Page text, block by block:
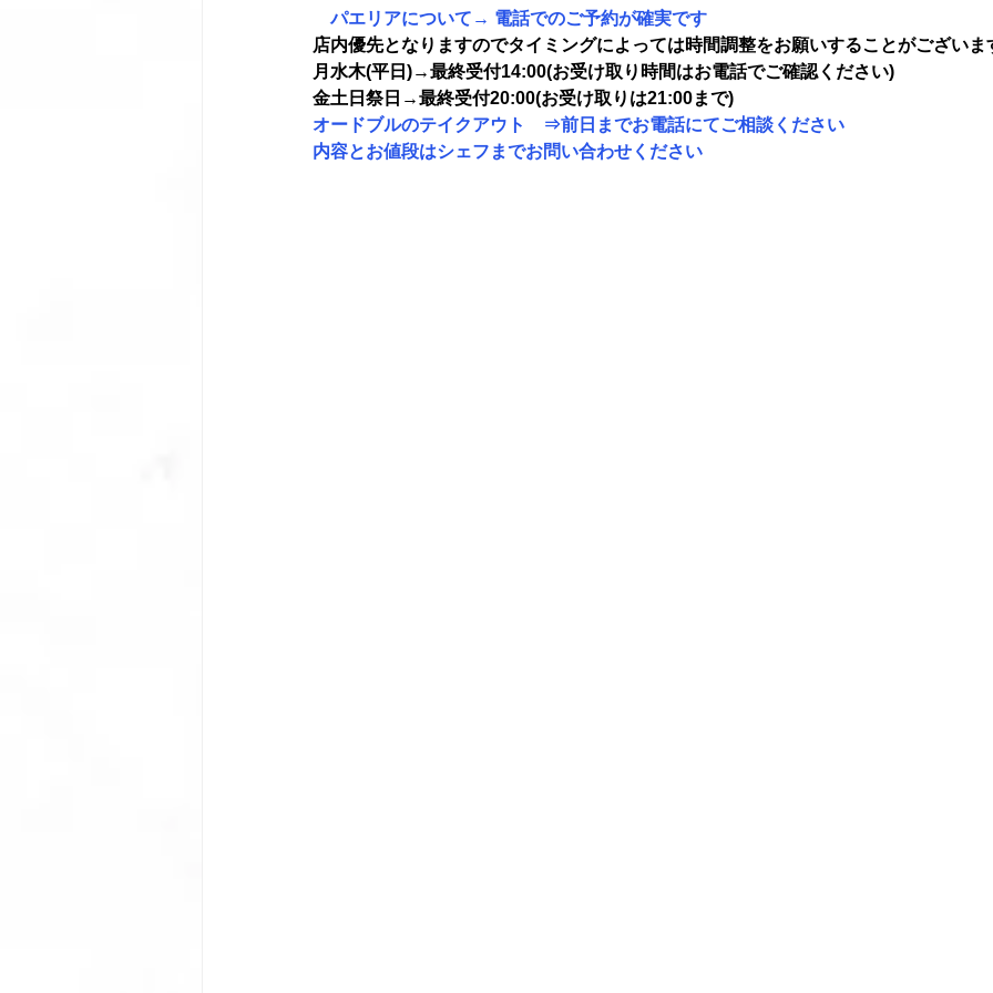
パエリアについて→ 電話でのご予約が確実です
店内優先となりますのでタイミングによっては時間調整をお願いすることがございま
月水木(平日)→最終受付14:00(お受け取り時間はお電話でご確認ください)
金土日祭日→最終受付20:00(お受け取りは21:00まで)
オードブルのテイクアウト　⇒前日までお電話にてご相談ください
内容とお値段はシェフまでお問い合わせください